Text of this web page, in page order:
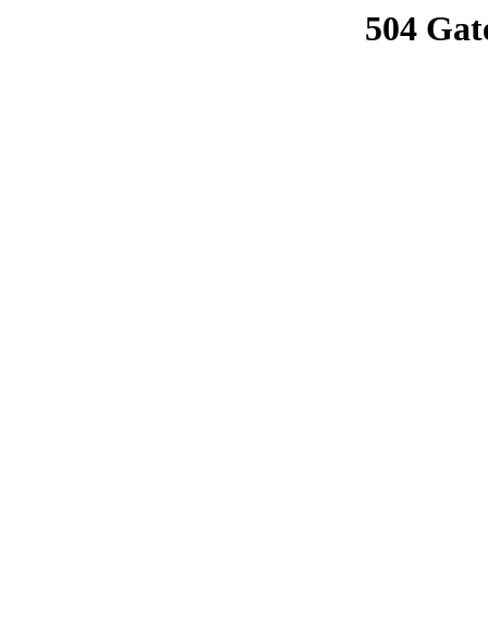
504